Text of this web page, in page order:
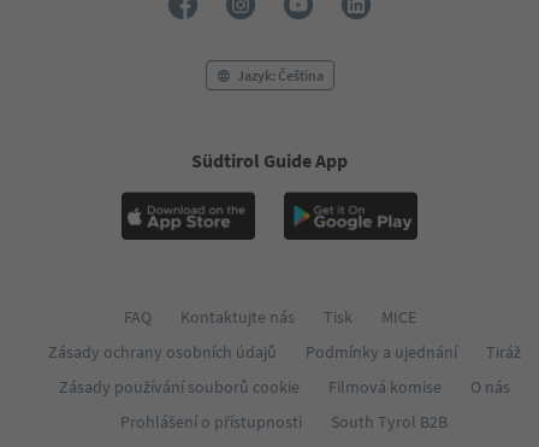
Jazyk: Čeština
Südtirol Guide App
FAQ Kontaktujte nás Tisk
MICE
Zásady ochrany osobních údajů
Podmínky a ujednání
Tiráž
Zásady používání souborů cookie
Filmová komise
O nás
Prohlášení o přístupnosti
South Tyrol B2B